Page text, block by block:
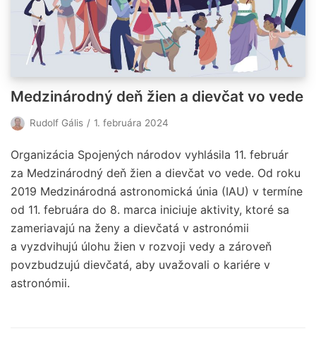
Medzinárodný deň žien a dievčat vo vede
Rudolf Gális 1. februára 2024
Organizácia Spojených národov vyhlásila 11. február
za Medzinárodný deň žien a dievčat vo vede. Od roku
2019 Medzinárodná astronomická únia (IAU) v termíne
od 11. februára do 8. marca iniciuje aktivity, ktoré sa
zameriavajú na ženy a dievčatá v astronómii
a vyzdvihujú úlohu žien v rozvoji vedy a zároveň
povzbudzujú dievčatá, aby uvažovali o kariére v
astronómii.